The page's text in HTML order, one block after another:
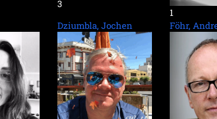
3
1
Dziumbla, Jochen Föhr,